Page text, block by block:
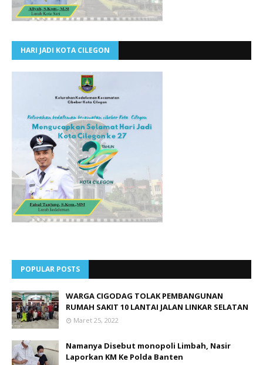
HARI JADI KOTA CILEGON
POPULAR POSTS
WARGA CIGODAG TOLAK PEMBANGUNAN
RUMAH SAKIT 10 LANTAI JALAN LINKAR SELATAN
Maret 25, 2022
Namanya Disebut monopoli Limbah, Nasir
Laporkan KM Ke Polda Banten